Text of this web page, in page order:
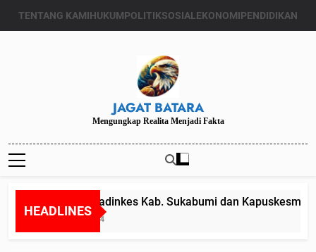
TENTANG KAMIHUKUMPOLITIKSOSIALEKONOMIPENDIDIKAN
JAGAT BATARA
Mengungkap Realita Menjadi Fakta
HEADLINES
Diduga Kadinkes Kab. Sukabumi dan Kapuskesmas
Juli 24, 2024